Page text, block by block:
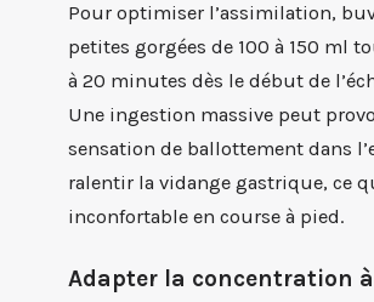
Pour optimiser l’assimilation,
petites gorgées de 100 à 150 ml
à 20 minutes dès le début de
Une ingestion massive peut
sensation de ballottement dans
ralentir la vidange gastrique, ce
inconfortable en course à pied.
Adapter la concentration